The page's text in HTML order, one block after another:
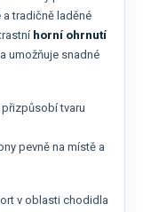
tradičně laděné
horní ohrnutí
umožňuje snadné
přizpůsobí tvaru
pevně na místě a
v oblasti chodidla